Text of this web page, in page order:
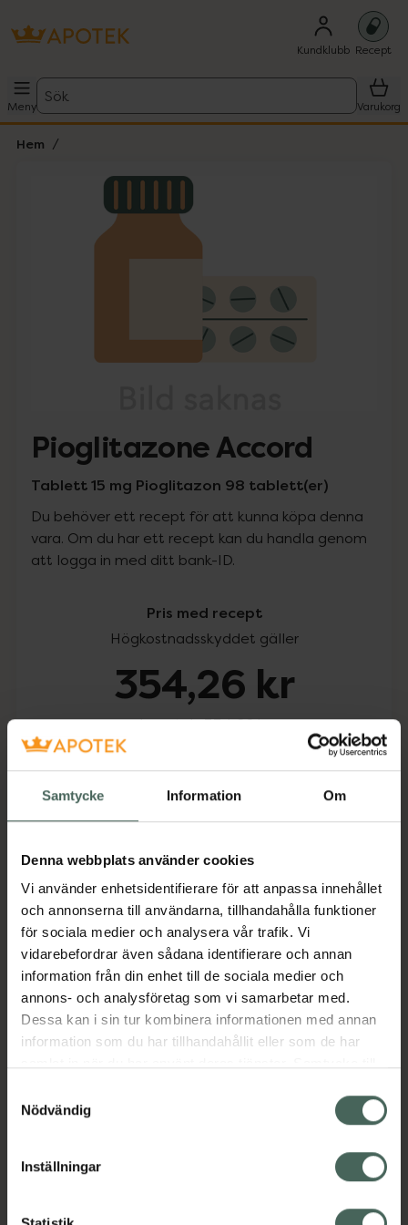
Samtycke Information Om
Denna webbplats använder cookies
Vi använder enhetsidentifierare för att anpassa innehållet
och annonserna till användarna, tillhandahålla funktioner
för sociala medier och analysera vår trafik. Vi
vidarebefordrar även sådana identifierare och annan
information från din enhet till de sociala medier och
annons- och analysföretag som vi samarbetar med.
Dessa kan i sin tur kombinera informationen med annan
information som du har tillhandahållit eller som de har
återkalla ditt samtycke via webbplatsens
cookieinställningar. Ett återkallat samtycke påverkar inte
lagligheten av behandling som skett innan återkallelsen.
Nödvändig
Inställningar
Kundklubb Recept
Meny
Sök
Varukorg
Hem
Lista: . Innehåller 1 objekt.
Pioglitazone Accord
Tablett 15 mg Pioglitazon 98 tablett(er)
Du behöver ett recept för att kunna köpa denna
vara. Om du har ett recept kan du handla genom
att logga in med ditt bank-ID.
Pris med recept
Högkostnadsskyddet gäller
354,26 kr
I apotek:354,26 kr
Köp via ditt recept
Beskrivning Dölj
Läs alltid bipacksedeln innan
användning.
EAN:
05055565701553